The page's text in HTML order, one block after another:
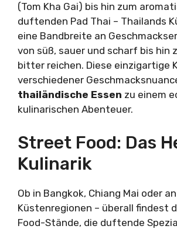
(Tom Kha Gai) bis hin zum
duftenden Pad Thai – Thailands
eine Bandbreite an
von süß, sauer und scharf bis hin
bitter reichen. Diese einzigartige
verschiedener
thailändische Essen zu einem
kulinarischen Abenteuer.
Street Food: Das
Kulinarik
Ob in Bangkok, Chiang Mai oder
Küstenregionen – überall findest
Food-Stände, die duftende